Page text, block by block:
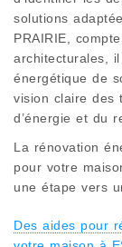
solutions
PRAIRIE,
architecturales,
énergétique de
vision claire des
d’énergie et du
La rénovation
pour votre
une étape vers
Des aides pour